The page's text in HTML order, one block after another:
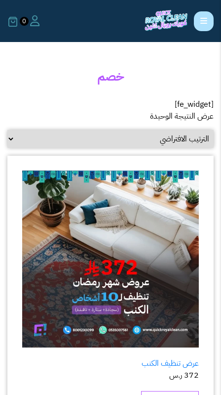
0
خصم
[fe_widget]
عرض النتيجة الوحيدة
عرض تنظيف الكنب
372 ر.س